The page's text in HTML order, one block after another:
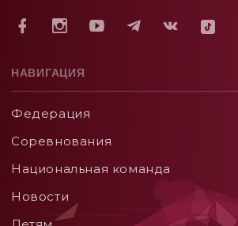
НАВИГАЦИЯ
Федерация
Соревнования
Национальная команда
Новости